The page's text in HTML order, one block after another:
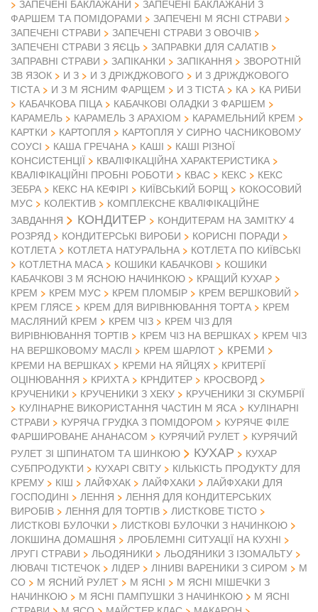
ЗАПЕЧЕНІ БАКЛАЖАНИ
ЗАПЕЧЕНІ БАКЛАЖАНИ З
ФАРШЕМ ТА ПОМІДОРАМИ
ЗАПЕЧЕНІ М ЯСНІ СТРАВИ
ЗАПЕЧЕНІ СТРАВИ
ЗАПЕЧЕНІ СТРАВИ З ОВОЧІВ
ЗАПЕЧЕНІ СТРАВИ З ЯЄЦЬ
ЗАПРАВКИ ДЛЯ САЛАТІВ
ЗАПРАВНІ СТРАВИ
ЗАПІКАНКИ ЗАПІКАННЯ
ЗВОРОТНІЙ
ЗВ ЯЗОК
И З И З ДРІЖДЖОВОГО
И З ДРІЖДЖОВОГО
ТІСТА
И З М ЯСНИМ ФАРЩЕМ И З ТІСТА КА
КА РИБИ
КАБАЧКОВА ПІЦА
КАБАЧКОВІ ОЛАДКИ З ФАРШЕМ
КАРАМЕЛЬ
КАРАМЕЛЬ З АРАХІОМ
КАРАМЕЛЬНИЙ КРЕМ
КАРТКИ
КАРТОПЛЯ
КАРТОПЛЯ У СИРНО ЧАСНИКОВОМУ
СОУСІ
КАША ГРЕЧАНА КАШІ
КАШІ РІЗНОЇ
КОНСИСТЕНЦІЇ
КВАЛІФІКАЦІЙНА ХАРАКТЕРИСТИКА
КВАЛІФІКАЦІЙНІ ПРОБНІ РОБОТИ
КВАС КЕКС
КЕКС
ЗЕБРА
КЕКС НА КЕФІРІ КИЇВСЬКИЙ БОРЩ
КОКОСОВИЙ
МУС
КОЛЕКТИВ
КОМПЛЕКСНЕ КВАЛІФІКАЦІЙНЕ
ЗАВДАННЯ
КОНДИТЕР
КОНДИТЕРАМ НА ЗАМІТКУ 4
РОЗРЯД
КОНДИТЕРСЬКІ ВИРОБИ
КОРИСНІ ПОРАДИ
КОТЛЕТА
КОТЛЕТА НАТУРАЛЬНА
КОТЛЕТА ПО КИЇВСЬКІ
КОТЛЕТНА МАСА
КОШИКИ КАБАЧКОВІ
КОШИКИ
КАБАЧКОВІ З М ЯСНОЮ НАЧИНКОЮ
КРАЩИЙ КУХАР
КРЕМ
КРЕМ МУС КРЕМ ПЛОМБІР
КРЕМ ВЕРШКОВИЙ
КРЕМ ГЛЯСЕ
КРЕМ ДЛЯ ВИРІВНЮВАННЯ ТОРТА
КРЕМ
МАСЛЯНИЙ КРЕМ
КРЕМ ЧІЗ
КРЕМ ЧІЗ ДЛЯ
ВИРІВНЮВАННЯ ТОРТІВ
КРЕМ ЧІЗ НА ВЕРШКАХ
КРЕМ ЧІЗ
НА ВЕРШКОВОМУ МАСЛІ
КРЕМ ШАРЛОТ КРЕМИ
КРЕМИ НА ВЕРШКАХ КРЕМИ НА ЯЙЦЯХ
КРИТЕРІЇ
ОЦІНЮВАННЯ
КРИХТА КРНДИТЕР
КРОСВОРД
КРУЧЕНИКИ
КРУЧЕНИКИ З ХЕКУ
КРУЧЕНИКИ ЗІ СКУМБРІЇ
КУЛІНАРНЕ ВИКОРИСТАННЯ ЧАСТИН М ЯСА
КУЛІНАРНІ
СТРАВИ
КУРЯЧА ГРУДКА З ПОМІДОРОМ
КУРЯЧЕ ФІЛЕ
ФАРШИРОВАНЕ АНАНАСОМ
КУРЯЧИЙ РУЛЕТ
КУРЯЧИЙ
РУЛЕТ ЗІ ШПИНАТОМ ТА ШИНКОЮ
КУХАР
КУХАР
СУБПРОДУКТИ
КУХАРІ СВІТУ
КІЛЬКІСТЬ ПРОДУКТУ ДЛЯ
КРЕМУ
КІШ ЛАЙФХАК ЛАЙФХАКИ
ЛАЙФХАКИ ДЛЯ
ГОСПОДИНІ
ЛЕННЯ
ЛЕННЯ ДЛЯ КОНДИТЕРСЬКИХ
ВИРОБІВ
ЛЕННЯ ДЛЯ ТОРТІВ
ЛИСТКОВЕ ТІСТО
ЛИСТКОВІ БУЛОЧКИ
ЛИСТКОВІ БУЛОЧКИ З НАЧИНКОЮ
ЛОКШИНА ДОМАШНЯ
ЛРОБЛЕМНІ СИТУАЦІЇ НА КУХНІ
ЛРУГІ СТРАВИ
ЛЬОДЯНИКИ
ЛЬОДЯНИКИ З ІЗОМАЛЬТУ
ЛЮВАЧІ ТІСТЕЧОК
ЛІДЕР ЛІНИВІ ВАРЕНИКИ З СИРОМ
М
СО
М ЯСНИЙ РУЛЕТ М ЯСНІ
М ЯСНІ МІШЕЧКИ З
НАЧИНКОЮ
М ЯСНІ ПАМПУШКИ З НАЧИНКОЮ
М ЯСНІ